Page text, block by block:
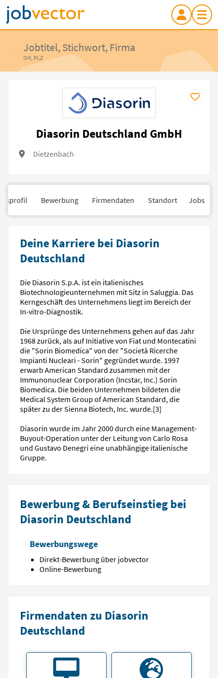
Jobtitel, Stichwort, Firma
Ort, PLZ
Diasorin Deutschland GmbH
Dietzenbach
Bewerbung Firmendaten Standort Jobs
Deine Karriere bei Diasorin
Deutschland
Die Diasorin S.p.A. ist ein italienisches
Biotechnologieunternehmen mit Sitz in Saluggia. Das
Kerngeschäft des Unternehmens liegt im Bereich der
In-vitro-Diagnostik.
Die Ursprünge des Unternehmens gehen auf das Jahr
1968 zurück, als auf Initiative von Fiat und Montecatini
die "Sorin Biomedica" von der "Società Ricerche
Impianti Nucleari - Sorin" gegründet wurde. 1997
erwarb American Standard zusammen mit der
Immunonuclear Corporation (Incstar, Inc.) Sorin
Biomedica. Die beiden Unternehmen bildeten die
Medical System Group of American Standard, die
später zu der Sienna Biotech, Inc. wurde.[3]
Diasorin wurde im Jahr 2000 durch eine Management-
Buyout-Operation unter der Leitung von Carlo Rosa
und Gustavo Denegri eine unabhängige italienische
Gruppe.
Bewerbung & Berufseinstieg bei
Diasorin Deutschland
Bewerbungswege
Direkt-Bewerbung über jobvector
Online-Bewerbung
Firmendaten zu Diasorin
Deutschland